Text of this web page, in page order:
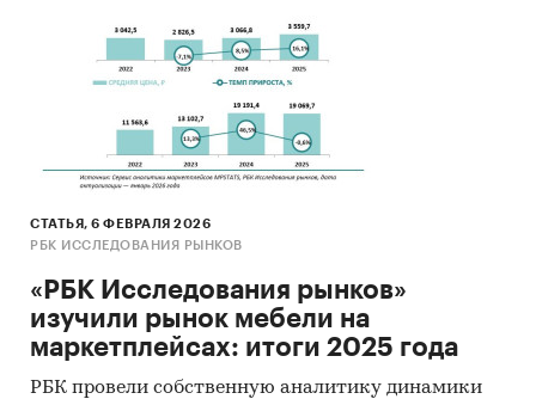
СТАТЬЯ, 6 ФЕВРАЛЯ 2026
РБК ИССЛЕДОВАНИЯ РЫНКОВ
«РБК Исследования рынков»
изучили рынок мебели на
маркетплейсах: итоги 2025 года
РБК провели собственную аналитику динамики